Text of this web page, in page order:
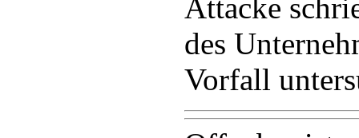
Attacke
des
Vorfall